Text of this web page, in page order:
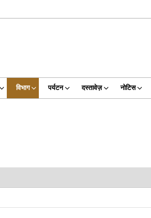
विभाग पर्यटन दस्तावेज़ नोटिस